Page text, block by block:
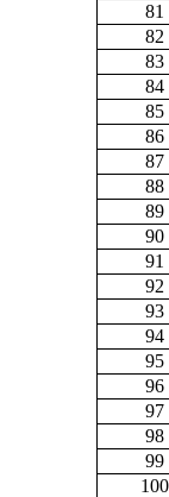
81
82
83
84
85
86
87
88
89
90
91
92
93
94
95
96
97
98
99
100